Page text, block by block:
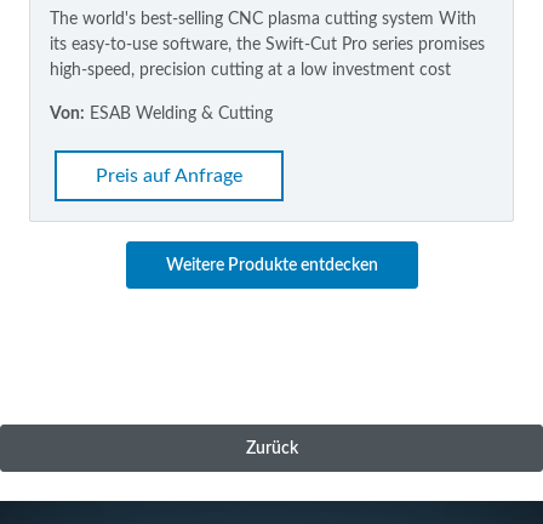
The world's best-selling CNC plasma cutting system With
its easy-to-use software, the Swift-Cut Pro series promises
high-speed, precision cutting at a low investment cost
Von: ESAB Welding & Cutting
Preis auf Anfrage
Weitere Produkte entdecken
Zurück